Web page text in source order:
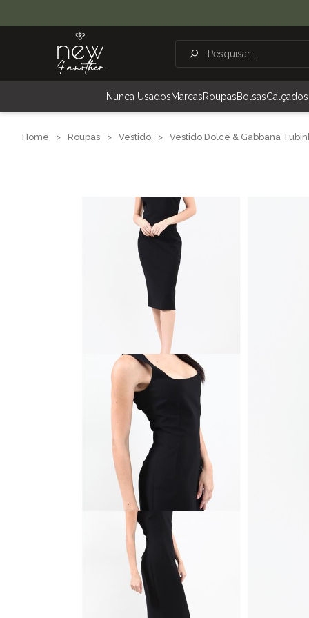
Nunca UsadosMarcasRoupasBolsasCalçados
Home > Roupas > Vestido > Vestido Dolce & Gabbana